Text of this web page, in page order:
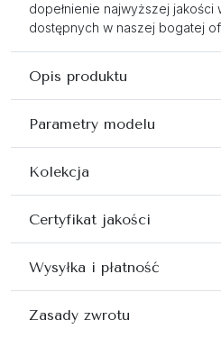
dopełnienie najwyższej jakości
dostępnych w naszej bogatej
Opis produktu
Parametry modelu
Kolekcja
Certyfikat jakości
Wysyłka i płatność
Zasady zwrotu